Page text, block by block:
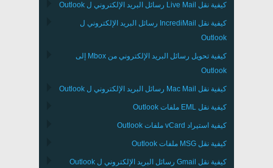
كيفية نقل Live Mail رسائل البريد الإلكتروني ل Outlook
كيفية نقل IncrediMail رسائل البريد الإلكتروني ل
Outlook
كيفية تحويل رسائل البريد الإلكتروني من Mbox
إلى
Outlook
كيفية نقل Mac Mail رسائل البريد الإلكتروني ل Outlook
كيفية نقل EML ملفات Outlook
كيفية استيراد vCard ملفات Outlook
كيفية نقل MSG ملفات Outlook
كيفية نقل Gmail رسائل البريد الإلكتروني ل Outlook